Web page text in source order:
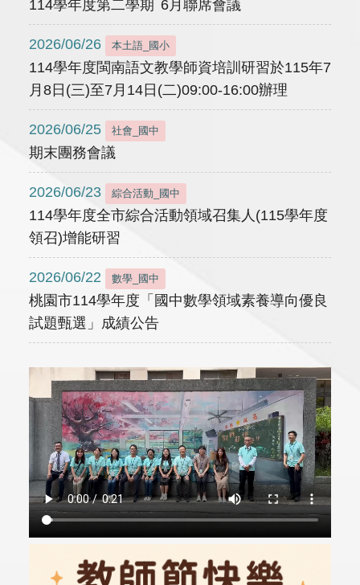
114學年度第二學期 6月聯席會議
2026/06/26 本土語_國小
114學年度閩南語文教學師資培訓研習於115年7
月8日(三)至7月14日(二)09:00-16:00辦理
2026/06/25 社會_國中
期末團務會議
2026/06/23 綜合活動_國中
114學年度全市綜合活動領域召集人(115學年度
領召)增能研習
2026/06/22 數學_國中
桃園市114學年度「國中數學領域素養導向優良
試題甄選」成績公告